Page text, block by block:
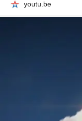
youtu.be